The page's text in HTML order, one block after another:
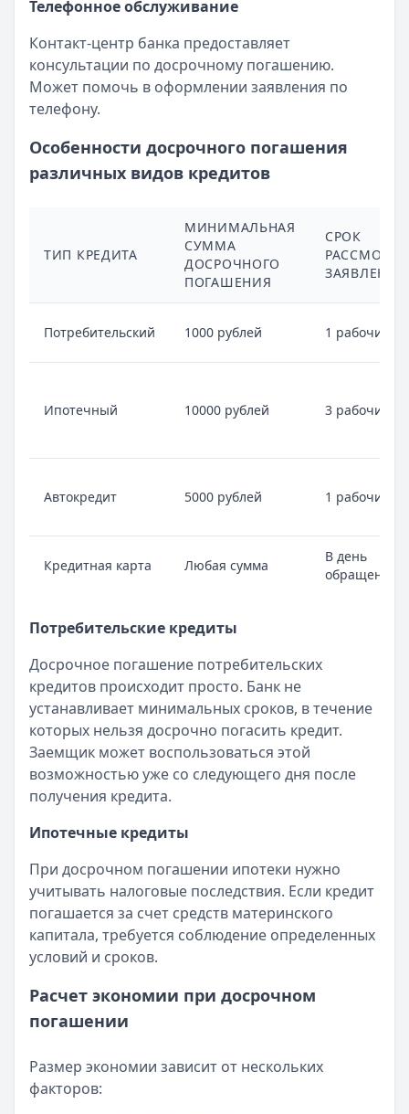
Телефонное обслуживание
Контакт-центр банка предоставляет
консультации по досрочному погашению.
Может помочь в оформлении заявления по
телефону.
Особенности досрочного погашения
различных видов кредитов
ТИП КРЕДИТА
МИНИМАЛЬНАЯ
СУММА
ДОСРОЧНОГО
ПОГАШЕНИЯ
СРОК
ЗАЯВЛЕНИЯ
Потребительский 1000 рублей 1 рабочий
Ипотечный 10000 рублей 3 рабочих
Автокредит 5000 рублей 1 рабочий
Кредитная карта Любая сумма
В день
обращения
Потребительские кредиты
Досрочное погашение потребительских
кредитов происходит просто. Банк не
устанавливает минимальных сроков, в течение
которых нельзя досрочно погасить кредит.
Заемщик может воспользоваться этой
возможностью уже со следующего дня после
получения кредита.
Ипотечные кредиты
При досрочном погашении ипотеки нужно
учитывать налоговые последствия. Если кредит
погашается за счет средств материнского
капитала, требуется соблюдение определенных
условий и сроков.
Расчет экономии при досрочном
погашении
Размер экономии зависит от нескольких
факторов: